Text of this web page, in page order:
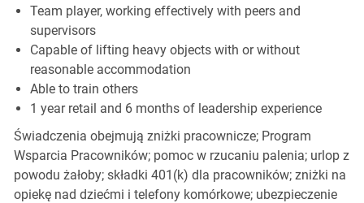
Team player, working effectively with peers and
supervisors
Capable of lifting heavy objects with or without
reasonable accommodation
Able to train others
1 year retail and 6 months of leadership experience
Świadczenia obejmują zniżki pracownicze; Program
Wsparcia Pracowników; pomoc w rzucaniu palenia; urlop z
powodu żałoby; składki 401(k) dla pracowników; zniżki na
opiekę nad dziećmi i telefony komórkowe; ubezpieczenie